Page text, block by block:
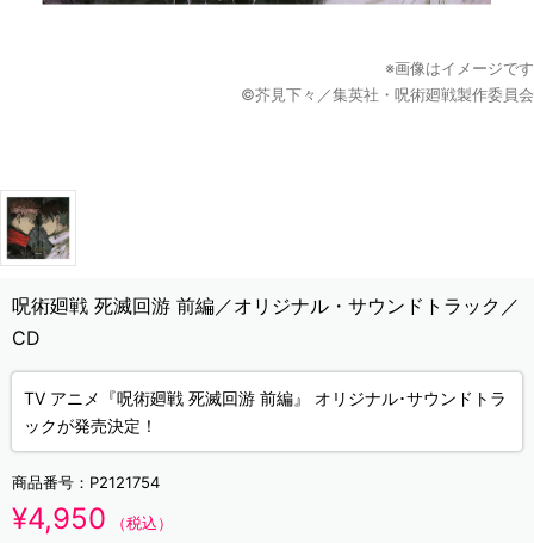
※画像はイメージです
©芥見下々／集英社・呪術廻戦製作委員会
呪術廻戦 死滅回游 前編／オリジナル・サウンドトラック／
CD
TV アニメ『呪術廻戦 死滅回游 前編』 オリジナル･サウンドトラ
ックが発売決定！
商品番号： P2121754
¥4,950 （税込）